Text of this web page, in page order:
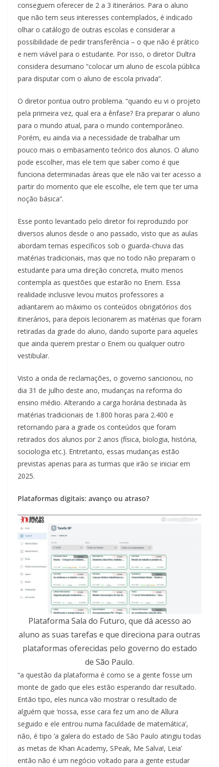
conseguem oferecer de 2 a 3 itinerários. Para o aluno
que não tem seus interesses contemplados, é indicado
olhar o catálogo de outras escolas e considerar a
possibilidade de pedir transferência – o que não é prático
e nem viável para o estudante. Por isso, o diretor Dultra
considera desumano “colocar um aluno de escola pública
para disputar com o aluno de escola privada”.
O diretor pontua outro problema. “quando eu vi o projeto
pela primeira vez, qual era a ênfase? Era preparar o aluno
para o mundo atual, para o mundo contemporâneo.
Porém, eu ainda via a necessidade de trabalhar um
pouco mais o embasamento teórico dos alunos. O aluno
pode escolher, mas ele tem que saber como é que
funciona determinadas áreas que ele não vai ter acesso a
partir do momento que ele escolhe, ele tem que ter uma
noção básica”.
Esse ponto levantado pelo diretor foi reproduzido por
diversos alunos desde o ano passado, visto que as aulas
abordam temas específicos sob o guarda-chuva das
matérias tradicionais, mas que no todo não preparam o
estudante para uma direção concreta, muito menos
contempla as questões que estarão no Enem. Essa
realidade inclusive levou muitos professores a
adiantarem ao máximo os conteúdos obrigatórios dos
itinerários, para depois lecionarem as matérias que foram
retiradas da grade do aluno, dando suporte para aqueles
que ainda querem prestar o Enem ou qualquer outro
vestibular.
Visto a onda de reclamações, o governo sancionou, no
dia 31 de julho deste ano, mudanças na reforma do
ensino médio. Alterando a carga horária destinada às
matérias tradicionais de 1.800 horas para 2.400 e
retornando para a grade os conteúdos que foram
retirados dos alunos por 2 anos (física, biologia, história,
sociologia etc.). Entretanto, essas mudanças estão
previstas apenas para as turmas que irão se iniciar em
2025.
Plataformas digitais: avanço ou atraso?
Plataforma Sala do Futuro, que dá acesso ao
aluno as suas tarefas e que direciona para outras
plataformas oferecidas pelo governo do estado
de São Paulo.
“a questão da plataforma é como se a gente fosse um
monte de gado que eles estão esperando dar resultado.
Então tipo, eles nunca vão mostrar o resultado de
alguém que ‘nossa, esse cara fez um ano de Allura
seguido e ele entrou numa faculdade de matemática’,
não, é tipo ‘a galera do estado de São Paulo atingiu todas
as metas de Khan Academy, SPeak, Me Salva!, Leia’
então não é um negócio voltado para a gente estudar